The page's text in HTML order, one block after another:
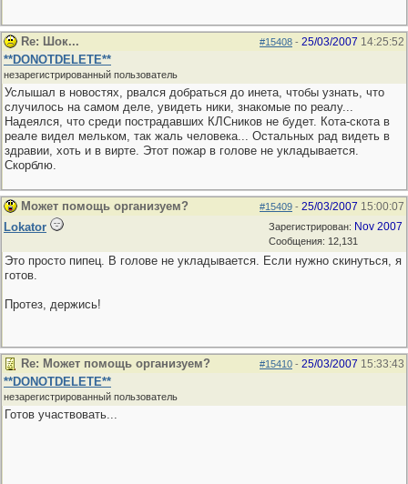
#15408 - 25/03/2007 14:25:52
Re: Шок...
**DONOTDELETE**
незарегистрированный пользователь
Услышал в новостях, рвался добраться до инета, чтобы узнать, что
случилось на самом деле, увидеть ники, знакомые по реалу...
Надеялся, что среди пострадавших КЛСников не будет. Кота-скота в
реале видел мельком, так жаль человека... Остальных рад видеть в
здравии, хоть и в вирте. Этот пожар в голове не укладывается.
Скорблю.
#15409 - 25/03/2007 15:00:07
Может помощь организуем?
Зарегистрирован: Nov 2007
Сообщения: 12,131
Lokator
Это просто пипец. В голове не укладывается. Если нужно скинуться, я
готов.
Протез, держись!
#15410 - 25/03/2007 15:33:43
Re: Может помощь организуем?
**DONOTDELETE**
незарегистрированный пользователь
Готов участвовать...